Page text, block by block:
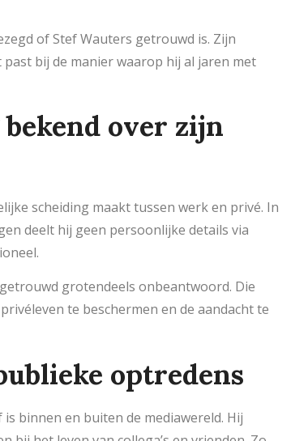
of Stef Wauters getrouwd is. Zijn
bij de manier waarop hij al jaren met
over zijn
scheiding maakt tussen werk en privé. In
deelt hij geen persoonlijke details via
grotendeels onbeantwoord. Die
te beschermen en de aandacht te
optredens
binnen en buiten de mediawereld. Hij